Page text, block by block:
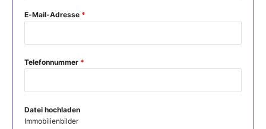
E-Mail-Adresse *
Telefonnummer *
Datei hochladen
Immobilienbilder